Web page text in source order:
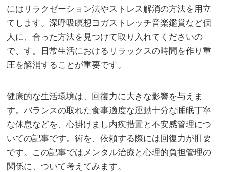
にはリラクゼーション法やストレス解消の方法を用立
てします。深呼吸瞑想ヨガストレッチ音楽鑑賞など個
人に、合った方法を見つけて取り入れてくださいの
で、す。日常生活におけるリラックスの時間を作り重
圧を解消することが重要です。
健康的な生活環境は、回復力に大きな影響を与えま
す。バランスの取れた食事適度な運動十分な睡眠丁寧
な休息などを、心掛けまし内疾措置と不安感管理につ
いての記事です。術を、依頼する際には回復力が肝要
です。この記事ではメンタル治療と心理的負担管理の
関係に、ついて考えてみます。